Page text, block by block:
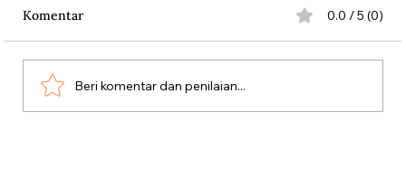
Komentar 0.0 / 5 (0)
Beri komentar dan penilaian...